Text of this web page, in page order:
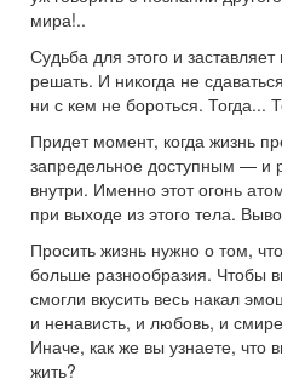
мира!..
Судьба для этого и заставляет
решать. И никогда не
ни с кем не бороться. Тогда...
Придет момент, когда жизнь
запредельное доступным — и
внутри. Именно этот огонь
при выходе из этого тела.
Просить жизнь нужно о том,
больше разнообразия. Чтобы
смогли вкусить весь накал
и ненависть, и любовь, и
Иначе, как же вы узнаете, что
жить?